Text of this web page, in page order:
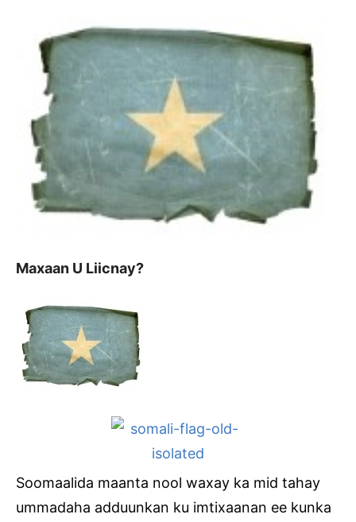
Maxaan U Liicnay?
Soomaalida maanta nool waxay ka mid tahay
ummadaha adduunkan ku imtixaanan ee kunka